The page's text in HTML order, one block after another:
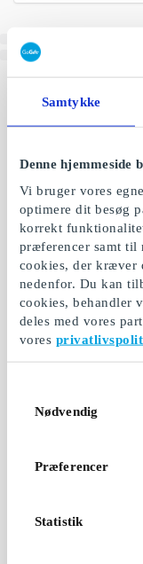
Samtykke
Denne hjemmeside
Vi bruger vores
optimere dit besøg
korrekt
præferencer samt til
cookies, der kræver
nedenfor. Du kan
cookies, behandler
deles med vores
vores
Nødvendig
Præferencer
Statistik